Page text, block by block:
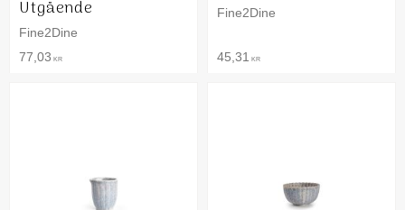
Utgående
Fine2Dine
77,03 KR
Fine2Dine
45,31 KR